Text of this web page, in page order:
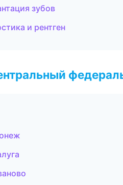
зубов
и рентген